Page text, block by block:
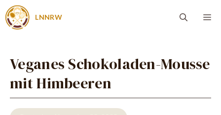
Zum
Inhalt
LNNRW
Veganes Schokoladen-Mousse
mit Himbeeren